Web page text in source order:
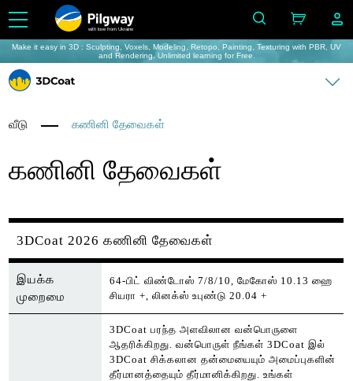
with love from Ukraine
Make it easy in 3D : Sculpting, Voxels, Modeling, Retopo, Painting, Texturing with PBR, UV
and Rendering. Unlimited learning for Free.
வீடு கணினி தேவைகள்
கணினி தேவைகள்
3DCoat 2026 கணினி தேவைகள்
இயக்க
முறைமை
64-பிட் விண்டோஸ் 7/8/10, மேகோஸ் 10.13 ஹை
சியரா +, லினக்ஸ் உபுண்டு 20.04 +
3DCoat பரந்த அளவிலான வன்பொருளை
ஆதரிக்கிறது. வன்பொருள் நீங்கள் 3DCoat இல்
3DCoat சிக்கலான தன்மையையும் அமைப்புகளின்
தீர்மானத்தையும் தீர்மானிக்கிறது. உங்கள்